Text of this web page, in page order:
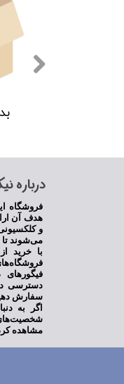
​درباره
هدف آن
و
می‌شوند
با خرید
دسترسی
سفارش
اگر به
شخصیت‌های
مشاهده